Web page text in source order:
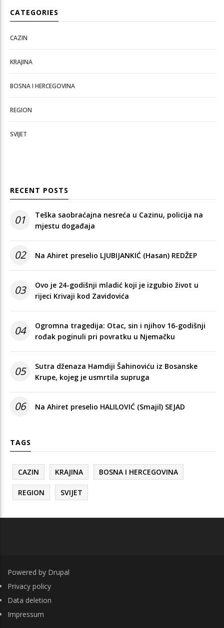
CATEGORIES
CAZIN
KRAJINA
BOSNA I HERCEGOVINA
REGION
SVIJET
RECENT POSTS
01
Teška saobraćajna nesreća u Cazinu, policija na
mjestu događaja
02 Na Ahiret preselio LJUBIJANKIĆ (Hasan) REDŽEP
03
Ovo je 24-godišnji mladić koji je izgubio život u
rijeci Krivaji kod Zavidovića
04
Ogromna tragedija: Otac, sin i njihov 16-godišnji
rođak poginuli pri povratku u Njemačku
05
Sutra dženaza Hamdiji Šahinoviću iz Bosanske
Krupe, kojeg je usmrtila supruga
06 Na Ahiret preselio HALILOVIĆ (Smajil) SEJAD
TAGS
CAZIN KRAJINA BOSNA I HERCEGOVINA
REGION SVIJET
Powered by Drupal
FOOTER
Privacy policy
Data deletion
Impressum